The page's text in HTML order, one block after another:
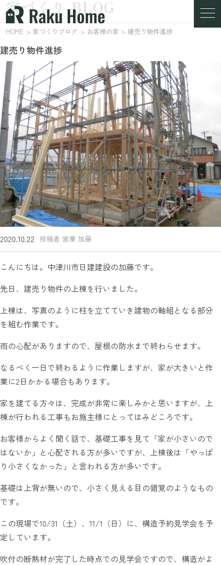
家づくりブログ
家づくり BLOG
HOME 家づくりブログ お客様の家 建売り物件進捗
建売り物件進捗
2020.10.22 投稿者 営業 加藤
こんにちは。中津川市日建建設の加藤です。
先日、建売り物件の上棟を行いました。
上棟は、写真のように柱を立てていき建物の軸組となる部分
を組む作業です。
雨の心配がありますので、屋根の防水まで終わらせます。
なるべく一日で終わるように作業しますが、家が大きいと作
業に2日かかる場合もあります。
家を建てる方々は、完成が非常に楽しみかと思いますが、上
棟が行われる工事もお施主様にとってはみどころです。
お客様からよく聞く話で、基礎工事を見て「家が小さいので
はないか」と心配される方が多いですが、上棟後は「やっぱ
り小さくなかった」と言われる方が多いです。
基礎は上背が無いので、小さく見える目の錯覚のようなもの
です。
この現場で10/31（土）、11/1（日）に、構造予約見学会を予
定しています。
吹付の断熱材が完了した時点での見学会ですので、構造がよ